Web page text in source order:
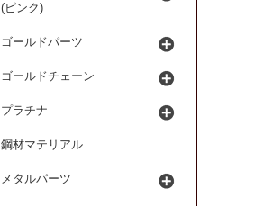
(ピンク)
ゴールドパーツ
ゴールドチェーン
プラチナ
鋼材マテリアル
メタルパーツ